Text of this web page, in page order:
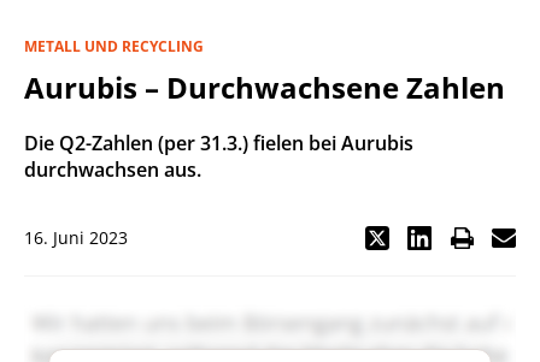
METALL UND RECYCLING
Aurubis – Durchwachsene Zahlen
Die Q2-Zahlen (per 31.3.) fielen bei Aurubis
durchwachsen aus.
16. Juni 2023